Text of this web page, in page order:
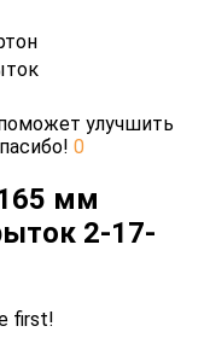
улучшить
0
мм
2-17-
first!